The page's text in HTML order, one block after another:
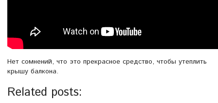
Нет сомнений, что это прекрасное средство, чтобы утеплить
крышу балкона.
Related posts: